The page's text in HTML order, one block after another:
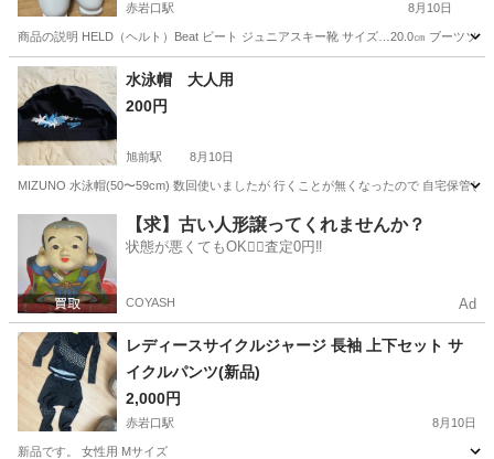
赤岩口駅 8月10日
商品の説明 HELD（ヘルト）Beat ビート ジュニアスキー靴 サイズ…20.0㎝ ブーツソ
愛知 豊橋市 赤岩口駅 スキー
水泳帽 大人用
200円
旭前駅 8月10日
MIZUNO 水泳帽(50〜59cm) 数回使いましたが 行くことが無くなったので 自宅保管し
名古屋市 旭前駅 水泳 大人用
【求】古い人形譲ってくれませんか？
状態が悪くてもOK🙆‍♀️査定0円‼️
COYASH Ad
レディースサイクルジャージ 長袖 上下セット サ
イクルパンツ(新品)
2,000円
赤岩口駅 8月10日
新品です。 女性用 Mサイズ